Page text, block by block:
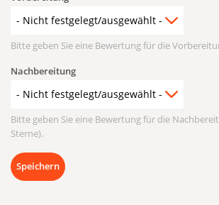
Bitte geben Sie eine Bewertung für die
Nachbereitung
Bitte geben Sie eine Bewertung für die
Sterne).